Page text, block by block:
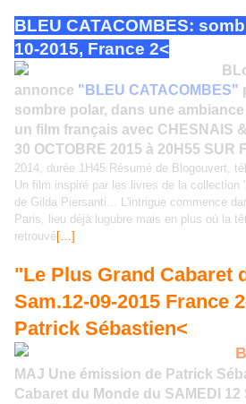
BLEU CATACOMBES:
10-2015, France 2<
annonce "BLEU CATACOMBES"
sombre polar, dans une
un film français avec CHESNAIS
30 OCTOBRE 2015 à 20H55 SUR
2014, durée 1H45 Résumé de Blogouvert,
Un film inspiré par les livres de la collection
de Gilda Piersanti... L'intrigue commence
Paris, lieu déjà lugubre mais en plus où la
retrouvé[…]
"Le Plus Grand Cabaret
Sam.12-09-2015 France
Patrick Sébastien<
MAJ Une émission de Patrick
Cabaret du Monde du SAMEDI 12